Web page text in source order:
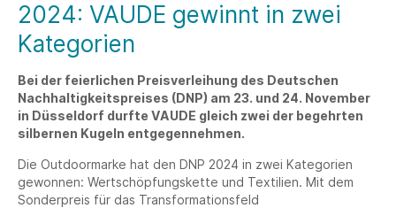
2024: VAUDE gewinnt in zwei
Kategorien
Bei der feierlichen Preisverleihung des Deutschen
Nachhaltigkeitspreises (DNP) am 23. und 24. November
in Düsseldorf durfte VAUDE gleich zwei der begehrten
silbernen Kugeln entgegennehmen.
Die Outdoormarke hat den DNP 2024 in zwei Kategorien
gewonnen: Wertschöpfungskette und Textilien. Mit dem
Sonderpreis für das Transformationsfeld